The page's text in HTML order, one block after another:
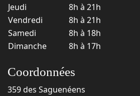
Jeudi
8h à 21h
Vendredi
8h à 21h
Samedi
8h à 18h
Dimanche
8h à 17h
Coordonnées
359 des Saguenéens